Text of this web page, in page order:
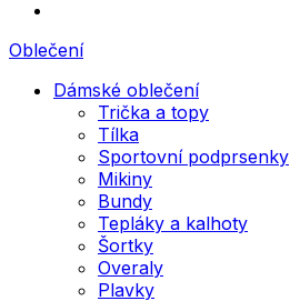
Oblečení
Dámské oblečení
Trička a topy
Tílka
Sportovní podprsenky
Mikiny
Bundy
Tepláky a kalhoty
Šortky
Overaly
Plavky